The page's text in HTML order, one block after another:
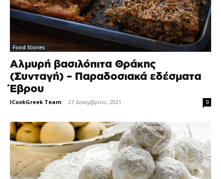
Food Stories
Αλμυρή βασιλόπιτα Θράκης
(Συνταγή) – Παραδοσιακά εδέσματα
Έβρου
ICookGreek Team - 27 Δεκεμβρίου, 2021 0